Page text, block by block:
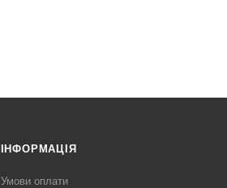
ІНФОРМАЦІЯ
Умови оплати